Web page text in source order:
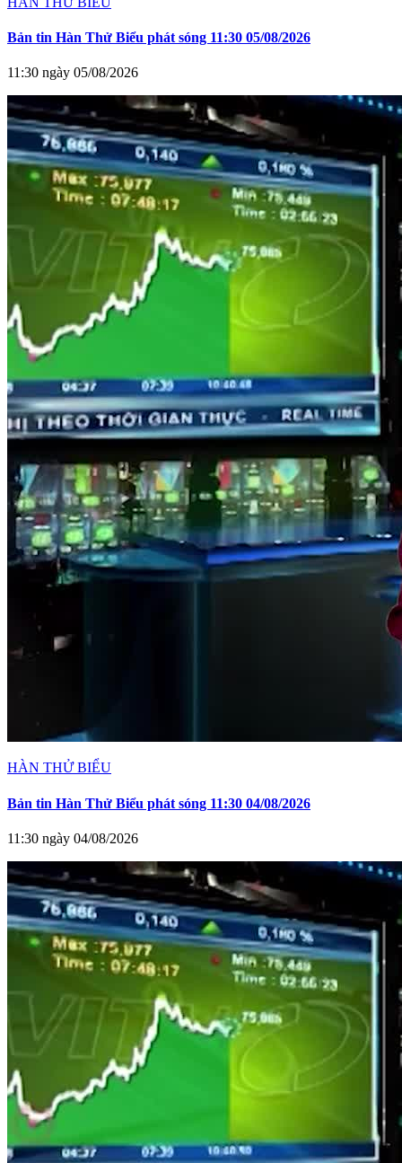
Bản tin Hàn Thử Biểu phát sóng 11:30 05/08/2026
11:30 ngày 05/08/2026
HÀN THỬ BIỂU
Bản tin Hàn Thử Biểu phát sóng 11:30 04/08/2026
11:30 ngày 04/08/2026